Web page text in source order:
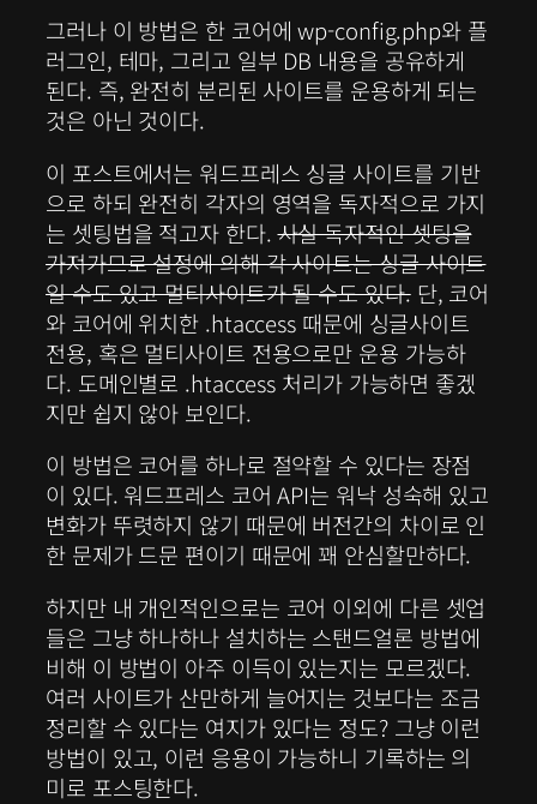
그러나 이 방법은 한 코어에 wp-config.php와 플
러그인, 테마, 그리고 일부 DB 내용을 공유하게
된다. 즉, 완전히 분리된 사이트를 운용하게 되는
것은 아닌 것이다.
이 포스트에서는 워드프레스 싱글 사이트를 기반
으로 하되 완전히 각자의 영역을 독자적으로 가지
는 셋팅법을 적고자 한다.사실 독자적인 셋팅을
가져가므로 설정에 의해 각 사이트는 싱글 사이트
일 수도 있고 멀티사이트가 될 수도 있다.단, 코어
와 코어에 위치한 .htaccess 때문에 싱글사이트
전용, 혹은 멀티사이트 전용으로만 운용 가능하
다. 도메인별로 .htaccess 처리가 가능하면 좋겠
지만 쉽지 않아 보인다.
이 방법은 코어를 하나로 절약할 수 있다는 장점
이 있다. 워드프레스 코어 API는 워낙 성숙해 있고
변화가 뚜렷하지 않기 때문에 버전간의 차이로 인
한 문제가 드문 편이기 때문에 꽤 안심할만하다.
하지만 내 개인적인으로는 코어 이외에 다른 셋업
들은 그냥 하나하나 설치하는 스탠드얼론 방법에
비해 이 방법이 아주 이득이 있는지는 모르겠다.
여러 사이트가 산만하게 늘어지는 것보다는 조금
정리할 수 있다는 여지가 있다는 정도? 그냥 이런
방법이 있고, 이런 응용이 가능하니 기록하는 의
미로 포스팅한다.